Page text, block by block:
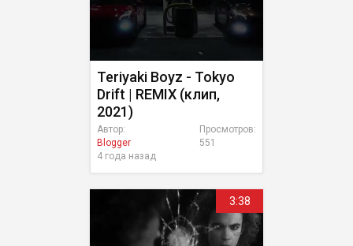
Teriyaki Boyz - Tokyo
Drift | REMIX (клип,
2021)
Просмотров:
551
Автор:
Blogger
4 года назад
3:38